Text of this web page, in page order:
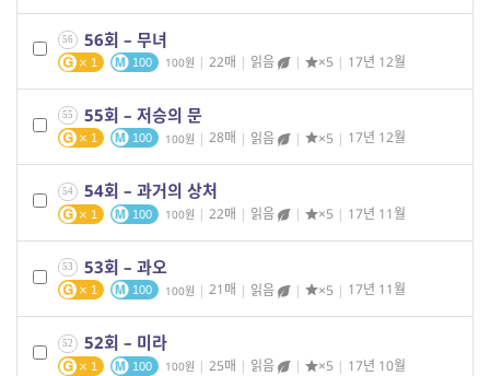
56 56회 – 무녀
1 100 100 | 22매 | 읽음 | ×5 | 17년 12월
55 55회 – 저승의 문
1 100 100 | 28매 | 읽음 | ×5 | 17년 12월
54 54회 – 과거의 상처
1 100 100 | 22매 | 읽음 | ×5 | 17년 11월
53 53회 – 과오
1 100 100 | 21매 | 읽음 | ×5 | 17년 11월
52 52회 – 미라
1 100 100 | 25매 | 읽음 | ×5 | 17년 10월